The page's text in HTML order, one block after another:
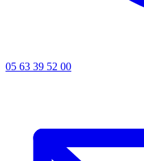
05 63 39 52 00